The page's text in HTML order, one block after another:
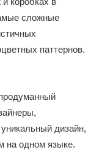
сложные
паттернов.
дизайн,
на одном языке.